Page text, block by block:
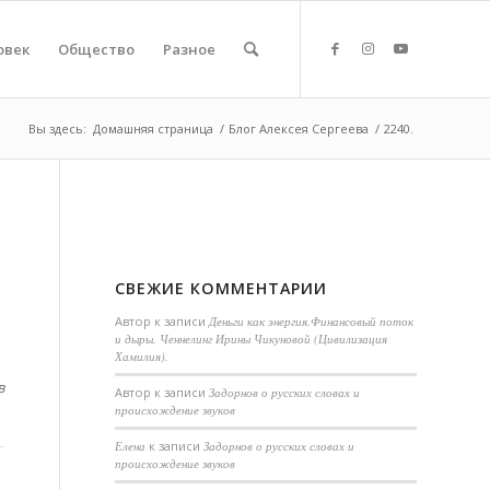
Общество Разное
Вы здесь: Домашняя страница / Блог Алексея Сергеева / 2240.
СВЕЖИЕ КОММЕНТАРИИ
Автор к записиДеньги как энергия.Финансовый поток
и дыры. Ченнелинг Ирины Чикуновой (Цивилизация
Хамилия).
Aвтор к записиЗадорнов о русских словах и
происхождение звуков
Елена к записиЗадорнов о русских словах и
происхождение звуков